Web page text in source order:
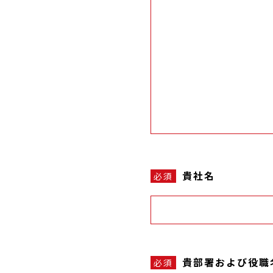
必須 貴社名
必須 貴部署および役職